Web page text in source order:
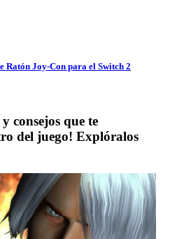
Ratón Joy-Con para el Switch 2
consejos que te
del juego! Explóralos